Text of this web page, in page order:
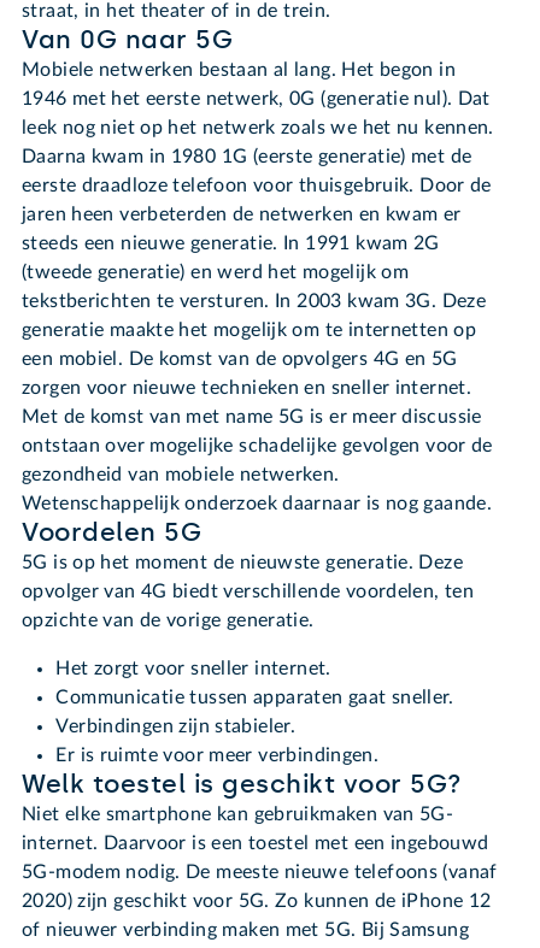
straat, in het theater of in de trein.
Van 0G naar 5G
Mobiele netwerken bestaan al lang. Het begon in
1946 met het eerste netwerk, 0G (generatie nul). Dat
leek nog niet op het netwerk zoals we het nu kennen.
Daarna kwam in 1980 1G (eerste generatie) met de
eerste draadloze telefoon voor thuisgebruik. Door de
jaren heen verbeterden de netwerken en kwam er
steeds een nieuwe generatie. In 1991 kwam 2G
(tweede generatie) en werd het mogelijk om
tekstberichten te versturen. In 2003 kwam 3G. Deze
generatie maakte het mogelijk om te internetten op
een mobiel. De komst van de opvolgers 4G en 5G
zorgen voor nieuwe technieken en sneller internet.
Met de komst van met name 5G is er meer discussie
ontstaan over mogelijke schadelijke gevolgen voor de
gezondheid van mobiele netwerken.
Wetenschappelijk onderzoek daarnaar is nog gaande.
Voordelen 5G
5G is op het moment de nieuwste generatie. Deze
opvolger van 4G biedt verschillende voordelen, ten
opzichte van de vorige generatie.
Het zorgt voor sneller internet.
Communicatie tussen apparaten gaat sneller.
Verbindingen zijn stabieler.
Er is ruimte voor meer verbindingen.
Welk toestel is geschikt voor 5G?
Niet elke smartphone kan gebruikmaken van 5G-
internet. Daarvoor is een toestel met een ingebouwd
5G-modem nodig. De meeste nieuwe telefoons (vanaf
2020) zijn geschikt voor 5G. Zo kunnen de iPhone 12
of nieuwer verbinding maken met 5G. Bij Samsung